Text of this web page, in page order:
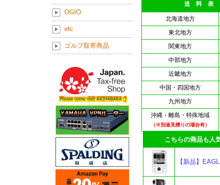
送 料 表
北海道地方
東北地方
関東地方
中部地方
近畿地方
中国・四国地方
九州地方
沖縄・離島・特殊地域
（※別途見積りの場合有）
こちらの商品も人気
【新品】
OGIO
etc
ゴルフ取寄商品